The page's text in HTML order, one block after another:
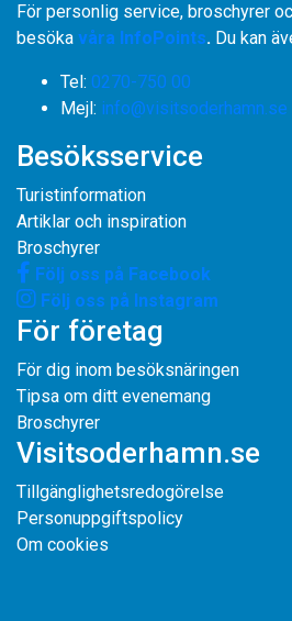
För personlig service, broschyrer
besöka våra InfoPoints. Du kan
Tel: 0270-750 00
​​​​​​​Mejl: info@visitsoderhamn.se
Besöksservice
Turistinformation
Artiklar och inspiration
Broschyrer
Följ oss på Facebook
Följ oss på Instagram
För företag
För dig inom besöksnäringen
Tipsa om ditt evenemang
Broschyrer
Visitsoderhamn.se
Tillgänglighetsredogörelse
Personuppgiftspolicy
Om cookies